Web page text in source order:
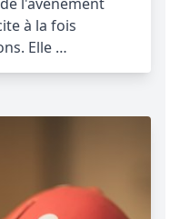
à la fois
Elle …